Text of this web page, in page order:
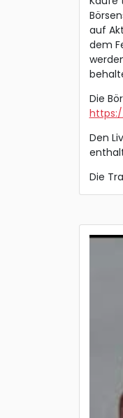
auf
dem
Die
Den
Die